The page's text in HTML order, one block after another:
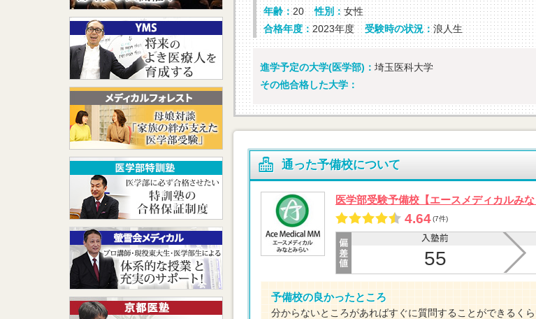
年齢：20 性別： 女性
合格年度： 2023年度 受験時の状況：浪人生
進学予定の大学(医学部)： 埼玉医科大学
その他合格した大学：
通った予備校について
医学部受験予備校【エースメディカルみな
4.64(7件)
55
予備校の良かったところ
分からないところがあればすぐに質問することができるく